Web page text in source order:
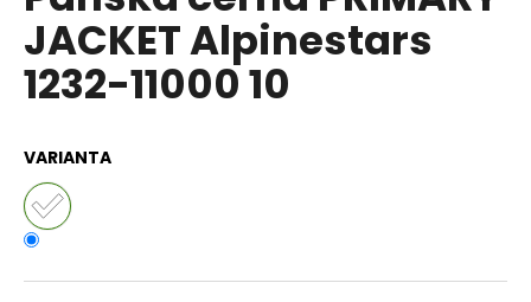
0,0
z
5
hvězdiček.
JACKET Alpinestars
1232-11000 10
VARIANTA
a
j
í
?